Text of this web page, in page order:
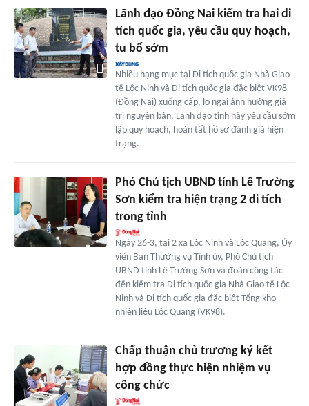
Lãnh đạo Đồng Nai kiểm tra hai di
tích quốc gia, yêu cầu quy hoạch,
tu bổ sớm
Nhiều hạng mục tại Di tích quốc gia Nhà Giao
tế Lộc Ninh và Di tích quốc gia đặc biệt VK98
(Đồng Nai) xuống cấp, lo ngại ảnh hưởng giá
trị nguyên bản. Lãnh đạo tỉnh này yêu cầu sớm
lập quy hoạch, hoàn tất hồ sơ đánh giá hiện
trạng.
Phó Chủ tịch UBND tỉnh Lê Trường
Sơn kiểm tra hiện trạng 2 di tích
trong tỉnh
Ngày 26-3, tại 2 xã Lộc Ninh và Lộc Quang, Ủy
viên Ban Thường vụ Tỉnh ủy, Phó Chủ tịch
UBND tỉnh Lê Trường Sơn và đoàn công tác
đến kiểm tra Di tích quốc gia Nhà Giao tế Lộc
Ninh và Di tích quốc gia đặc biệt Tổng kho
nhiên liệu Lộc Quang (VK98).
Chấp thuận chủ trương ký kết
hợp đồng thực hiện nhiệm vụ
công chức